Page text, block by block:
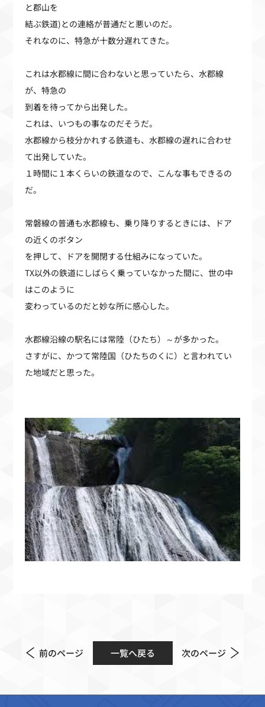
と郡山を
結ぶ鉄道)との連絡が普通だと悪いのだ。
それなのに、特急が十数分遅れてきた。
これは水郡線に間に合わないと思っていたら、水郡線
が、特急の
到着を待ってから出発した。
これは、いつもの事なのだそうだ。
水郡線から枝分かれする鉄道も、水郡線の遅れに合わせ
て出発していた。
１時間に１本くらいの鉄道なので、こんな事もできるの
だ。
常磐線の普通も水郡線も、乗り降りするときには、ドア
の近くのボタン
を押して、ドアを開閉する仕組みになっていた。
TX以外の鉄道にしばらく乗っていなかった間に、世の中
はこのように
変わっているのだと妙な所に感心した。
水郡線沿線の駅名には常陸（ひたち）～が多かった。
さすがに、かつて常陸国（ひたちのくに）と言われてい
た地域だと思った。
前のページ 一覧へ戻る 次のページ